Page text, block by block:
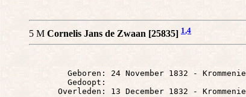
5 M Cornelis Jans de Zwaan [25835] 1,4
        Geboren: 24 November 1832 - Krommenie
        Gedoopt:
      Overleden: 13 December 1832 - Krommenie